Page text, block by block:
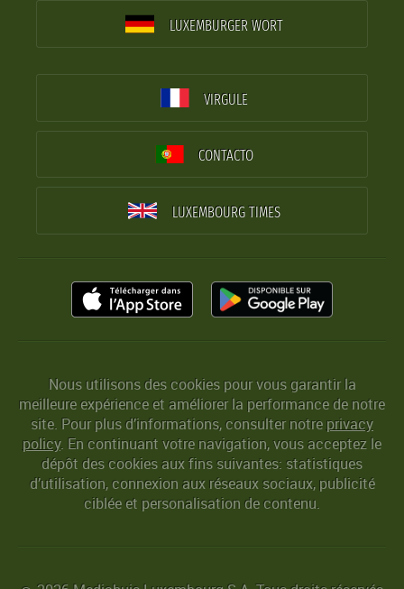
LUXEMBURGER WORT
VIRGULE
CONTACTO
LUXEMBOURG TIMES
Nous utilisons des cookies pour vous garantir la
meilleure expérience et améliorer la performance de notre
site. Pour plus d’informations, consulter notreprivacy
policy. En continuant votre navigation, vous acceptez le
dépôt des cookies aux fins suivantes: statistiques
d’utilisation, connexion aux réseaux sociaux, publicité
ciblée et personalisation de contenu.